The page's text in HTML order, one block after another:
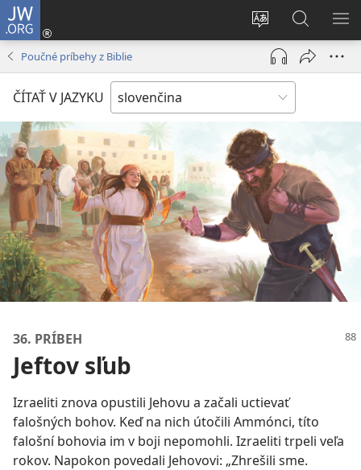
JW.ORG
Zmeniť
jazyk
stránky
Prihlásiť
sa
(otvorí
okno)
na
JW.ORG
Poučné príbehy z Biblie
ČÍTAŤ V JAZYKU
36. PRÍBEH
Jeftov sľub
Izraeliti znova opustili Jehovu a začali uctievať
falošných bohov. Keď na nich útočili Ammónci, títo
falošní bohovia im v boji nepomohli. Izraeliti trpeli veľa
rokov. Napokon povedali Jehovovi: „Zhrešili sme.